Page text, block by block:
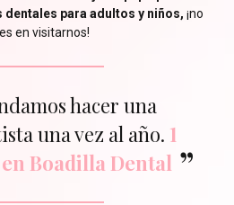
para adultos y niños, ¡no
en visitarnos!
hacer una
una vez al año. 1
Boadilla Dental